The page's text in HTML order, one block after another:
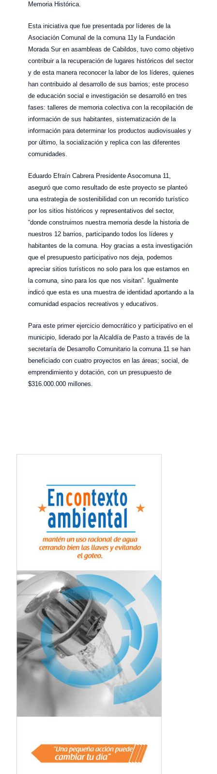
Memoria Histórica.
Esta iniciativa que fue presentada por líderes de la
Asociación Comunal de la comuna 11y la Fundación
Morada Sur en asambleas de Cabildos, tuvo como objetivo
contribuir a la recuperación de lugares históricos del sector
y de esta manera reconocer la labor de los líderes, quienes
han contribuido al desarrollo de sus barrios; este proceso
de educación social e investigación se desarrolló en tres
fases: talleres de memoria colectiva con la recopilación de
información de sus habitantes, sistematización de la
información para determinar los productos audiovisuales y
por último, la socialización y replica con las diferentes
comunidades.
Eduardo Efraín Cabrera Presidente Asocomuna 11,
aseguró que como resultado de este proyecto se planteó
una estrategia de sostenibilidad con un recorrido turístico
por los sitios históricos y representativos del sector,
“donde construimos nuestra memoria desde la historia de
nuestros 12 barrios, participando todos los líderes y
habitantes de la comuna. Hoy gracias a esta investigación
que el presupuesto participativo nos deja, podemos
apreciar sitios turísticos no solo para los que estamos en
la comuna, sino para los que nos visitan”. Igualmente
indicó que esta es una muestra de identidad aportando a la
comunidad espacios recreativos y educativos.
Para este primer ejercicio democrático y participativo en el
municipio, liderado por la Alcaldía de Pasto a través de la
secretaría de Desarrollo Comunitario la comuna 11 se han
beneficiado con cuatro proyectos en las áreas; social, de
emprendimiento y dotación, con un presupuesto de
$316.000.000 millones.